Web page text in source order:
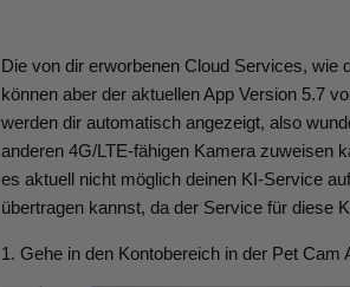
Die von dir erworbenen Cloud Services, wie
können aber der aktuellen App Version 5.7
werden dir automatisch angezeigt, also
anderen 4G/LTE-fähigen Kamera zuweisen
es aktuell nicht möglich deinen KI-Service
übertragen kannst, da der Service für diese
1. Gehe in den Kontobereich in der Pet Cam